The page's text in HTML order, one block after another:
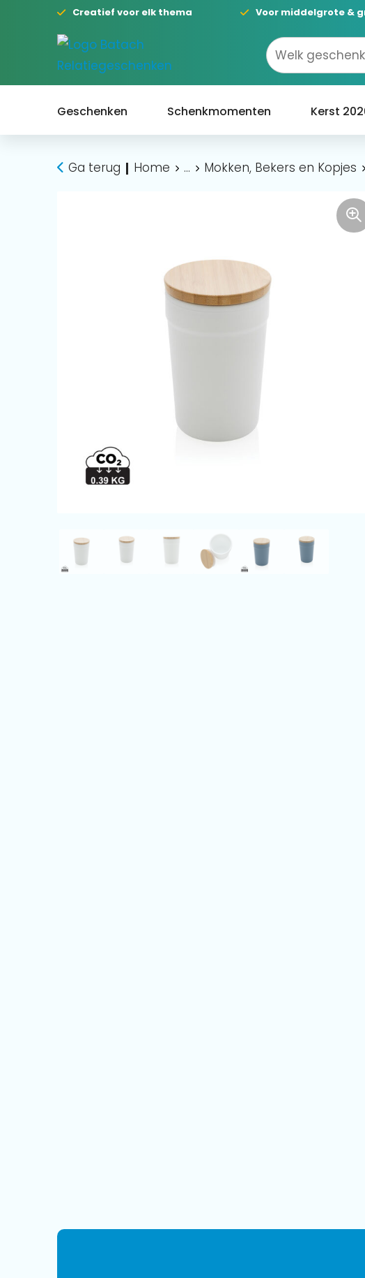
Creatief voor elk thema Voor middelgrote &
Geschenken Schenkmomenten Kerst
Ga terug Home ... Mokken, Bekers en Kopjes